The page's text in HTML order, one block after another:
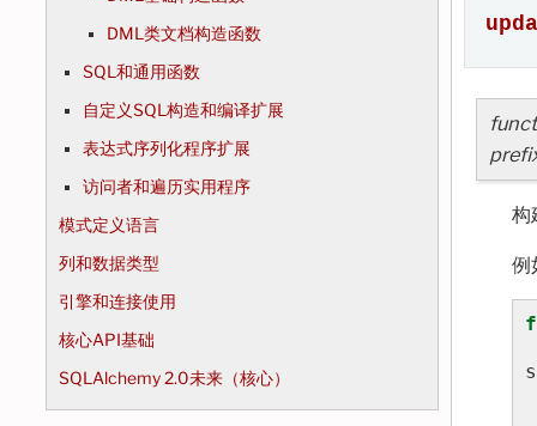
DML类文档构造函数
SQL和通用函数
自定义SQL构造和编译扩展
表达式序列化程序扩展
访问者和遍历实用程序
模式定义语言
列和数据类型
引擎和连接使用
核心API基础
SQLAlchemy 2.0未来（核心）
构
例